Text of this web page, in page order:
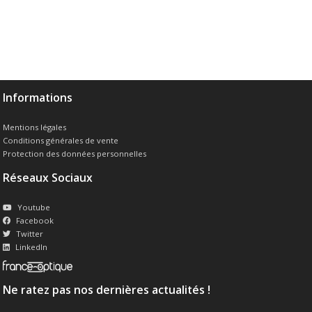
Informations
Mentions légales
Conditions générales de vente
Protection des données personnelles
Réseaux Sociaux
Youtube
Facebook
Twitter
LinkedIn
Ne ratez pas nos dernières actualités !